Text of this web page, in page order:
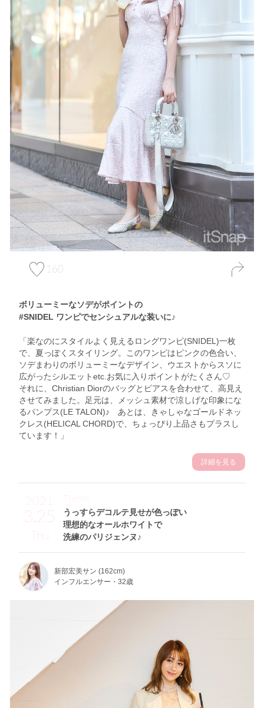
160
ボリューミーなソデがポイントの
#SNIDEL ワンピでセンシュアルな装いに♪
「楽なのにスタイルよく見えるロングワンピ(SNIDEL)一枚
で、夏っぽくスタイリング。このワンピはピンクの色合い、
ソデまわりのボリューミーなデザイン、ウエストからスソに
広がったシルエットetc.お気に入りポイントがたくさん♡
それに、Christian Diorのバッグとピアスを合わせて、高見え
させてみました。足元は、メッシュ素材で涼しげな印象にな
るパンプス(LE TALON)♪ あとは、きゃしゃなゴールドネッ
クレス(HELICAL CHORD)で、ちょっぴり上品さもプラスし
ています！」
詳細を見る
3.25
Thu
うっすらデコルテ見せが色っぽい
理想的なオールホワイトで
洗練のパリジェンヌ♪
Theme
新部宏美サン (162cm)
インフルエンサー・32歳